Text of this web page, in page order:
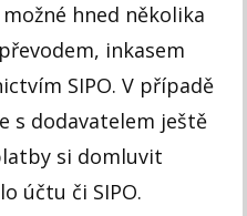
hned několika
inkasem
SIPO. V případě
s dodavatelem ještě
si domluvit
účtu či SIPO.